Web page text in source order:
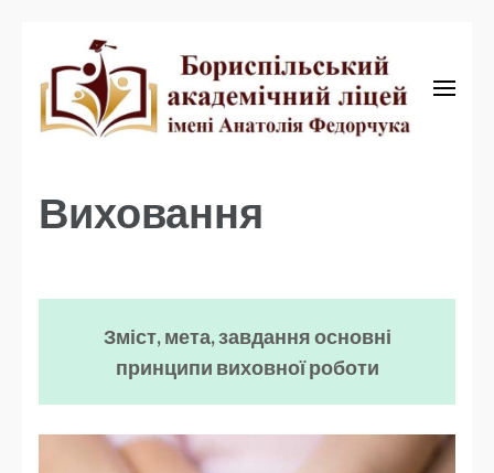
академічний ліцей
Виховання
Зміст, мета, завдання основні
принципи виховної роботи